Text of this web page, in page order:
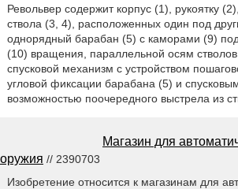
Револьвер содержит корпус (1), рукоятку
ствола (3, 4), расположенных один под
однорядный барабан (5) с каморами (9)
(10) вращения, параллельной осям
спусковой механизм с устройством
угловой фиксации барабана (5) и
возможностью поочередного выстрела из
Магазин для
оружия // 2390703
Изобретение относится к магазинам для